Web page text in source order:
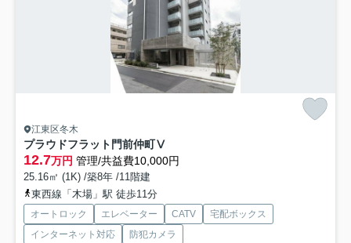
江東区冬木
プラウドフラット門前仲町Ⅴ
12.7万円 管理/共益費10,000円
25.16㎡ (1K) /築8年 /11階建
東西線「木場」駅 徒歩11分
オートロック エレベーター CATV
宅配ボックス
インターネット対応
防犯カメラ